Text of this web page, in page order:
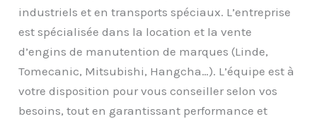
industriels et en transports spéciaux. L’entreprise
est spécialisée dans la location et la vente
d’engins de manutention de marques (Linde,
Tomecanic, Mitsubishi, Hangcha…). L’équipe est à
votre disposition pour vous conseiller selon vos
besoins, tout en garantissant performance et